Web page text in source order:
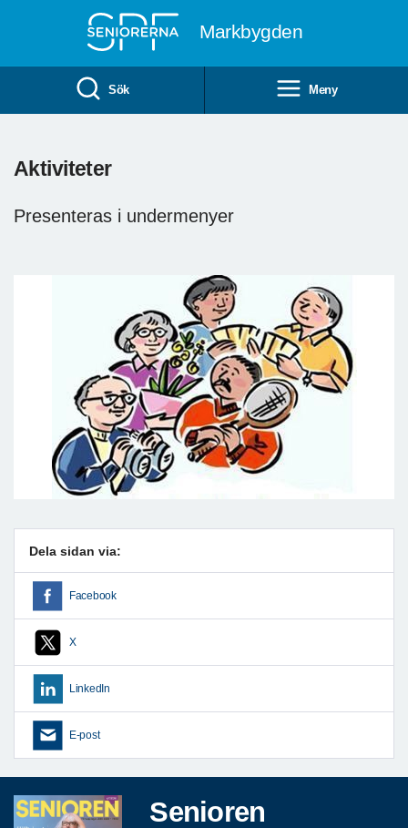
Markbygden
Sök Meny
Aktiviteter
Presenteras i undermenyer
Dela sidan via:
Facebook
X
LinkedIn
E-post
Senioren